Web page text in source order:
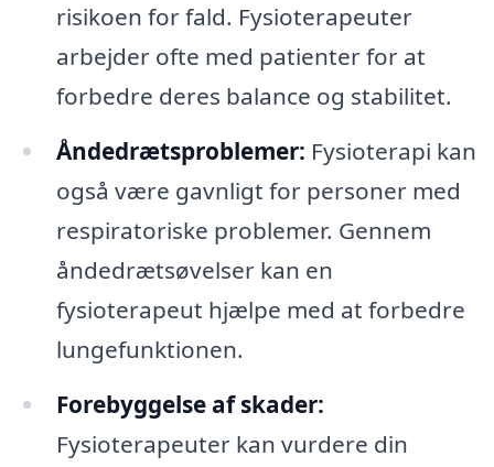
risikoen for fald. Fysioterapeuter
arbejder ofte med patienter for at
forbedre deres balance og stabilitet.
Åndedrætsproblemer: Fysioterapi kan
også være gavnligt for personer med
respiratoriske problemer. Gennem
åndedrætsøvelser kan en
fysioterapeut hjælpe med at forbedre
lungefunktionen.
Forebyggelse af skader:
Fysioterapeuter kan vurdere din